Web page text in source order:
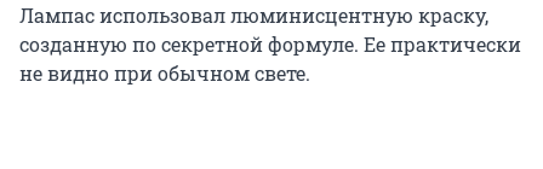
Лампас использовал люминисцентную краску,
созданную по секретной формуле. Ее практически
не видно при обычном свете.